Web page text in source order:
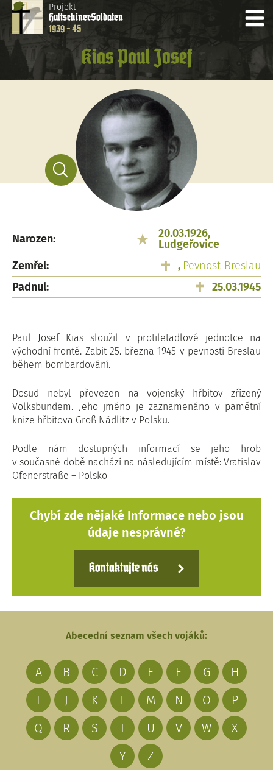
Projekt
HultschinerSoldaten
1939 - 45
Kias Paul Josef
Narozen:
20.03.1926,
Ludgeřovice
Zemřel:
, Pevnost-Breslau
Padnul:
25.03.1945
Paul Josef Kias sloužil v protiletadlové jednotce na
východní frontě. Zabit 25. března 1945 v pevnosti Breslau
během bombardování.
Dosud nebyl převezen na vojenský hřbitov zřízený
Volksbundem. Jeho jméno je zaznamenáno v pamětní
knize hřbitova Groß Nädlitz v Polsku.
Podle nám dostupných informací se jeho hrob
v současné době nachází na následujícím místě: Vratislav
Ofenerstraße – Polsko
Chybí zde nějaké Informace nebo jsou
údaje nesprávné?
Kontaktujte nás
Abecední seznam všech vojáků:
A B C D E F G
H
I
J K L M N O
P
Q
R S T U V W
X
Y
Z